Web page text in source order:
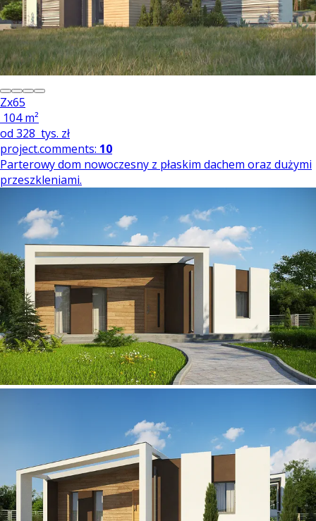
Zx65
104 m²
od 328 tys. zł
project.comments: 10
Parterowy dom nowoczesny z płaskim dachem oraz dużymi
przeszkleniami.